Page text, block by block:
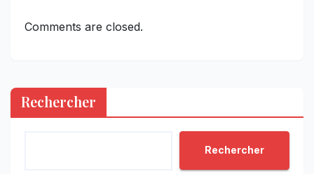
Comments are closed.
Rechercher
Rechercher